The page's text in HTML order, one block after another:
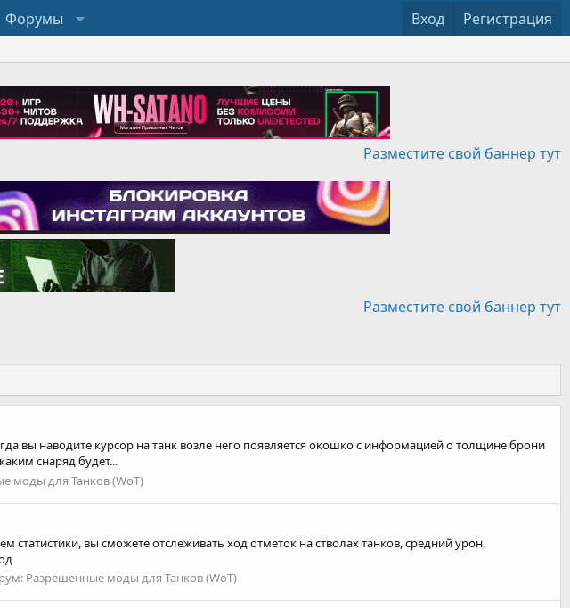
Форумы Вход Регистрация
Разместите свой баннер тут
Разместите свой баннер тут
вы наводите курсор на танк возле него появляется окошко с информацией о толщине брони
снаряд будет...
моды для Танков (WoT)
статистики, вы сможете отслеживать ход отметок на стволах танков, средний урон,
Разрешенные моды для Танков (WoT)